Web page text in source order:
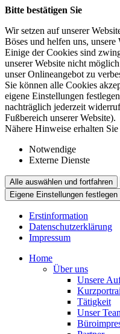
Bitte bestätigen Sie
Wir setzen auf unserer
Böses und helfen uns,
Einige der Cookies sind
unserer Website nicht
unser Onlineangebot zu
Sie können alle Cookies
eigene Einstellungen
nachträglich jederzeit
Fußbereich unserer Website).
Nähere Hinweise erhalten
Notwendige
Externe Dienste
Alle auswählen und fortfahren
Eigene Einstellungen festlegen
Erstinformation
Datenschutzerklärung
Impressum
Home
Über uns
Unsere
Tätigkeit
Unser